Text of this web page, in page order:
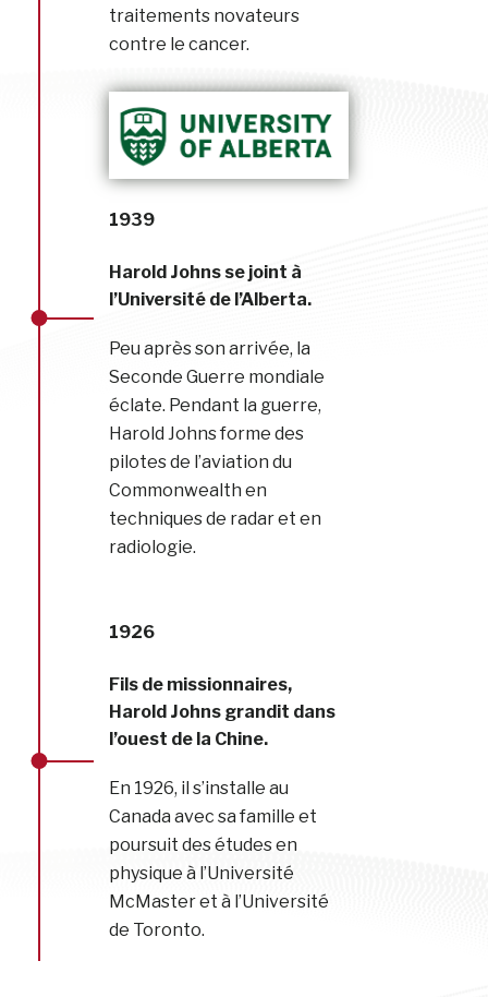
traitements novateurs
contre le cancer.
1939
Harold Johns se joint à
l’Université de l’Alberta.
Peu après son arrivée, la
Seconde Guerre mondiale
éclate. Pendant la guerre,
Harold Johns forme des
pilotes de l’aviation du
Commonwealth en
techniques de radar et en
radiologie.
1926
Fils de missionnaires,
Harold Johns grandit dans
l’ouest de la Chine.
En 1926, il s’installe au
Canada avec sa famille et
poursuit des études en
physique à l’Université
McMaster et à l’Université
de Toronto.